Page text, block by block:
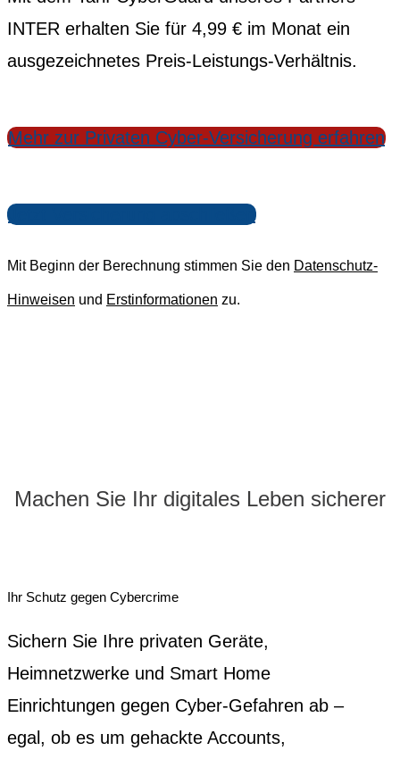
INTER erhalten Sie für 4,99 € im Monat ein
ausgezeichnetes Preis-Leistungs-Verhältnis.
Mehr zur Privaten Cyber-Versicherung erfahren
Jetzt Versicherung abschließen
Mit Beginn der Berechnung stimmen Sie den Datenschutz-
Hinweisen und Erstinformationen zu.
Machen Sie Ihr digitales Leben sicherer
Ihr Schutz gegen Cybercrime
Sichern Sie Ihre privaten Geräte,
Heimnetzwerke und Smart Home
Einrichtungen gegen Cyber-Gefahren ab –
egal, ob es um gehackte Accounts,